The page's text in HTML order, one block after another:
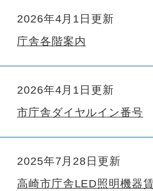
2026年4月1日更新
庁舎各階案内
2026年4月1日更新
市庁舎ダイヤルイン番号
2025年7月28日更新
高崎市庁舎LED照明機器